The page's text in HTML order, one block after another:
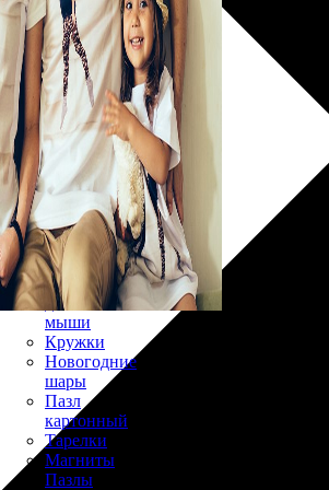
30х40
20х45
30х60
30х90
40х40
40х60
50х70
Пенокартон
Модульные
картины
ФотоПостеры
ФотоПодушки
Фотоcувениры
Значки
Коврик
для
мыши
Кружки
Новогодние
шары
Пазл
картонный
Тарелки
Магниты
Пазлы